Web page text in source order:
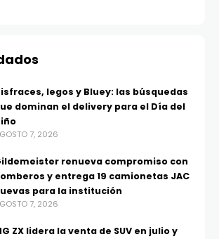
legos y Bluey: las búsquedas
dominan el delivery para el Día del
7, 2026
renueva compromiso con
y entrega 19 camionetas JAC
para la institución
7, 2026
ZX lidera la venta de SUV en julio y